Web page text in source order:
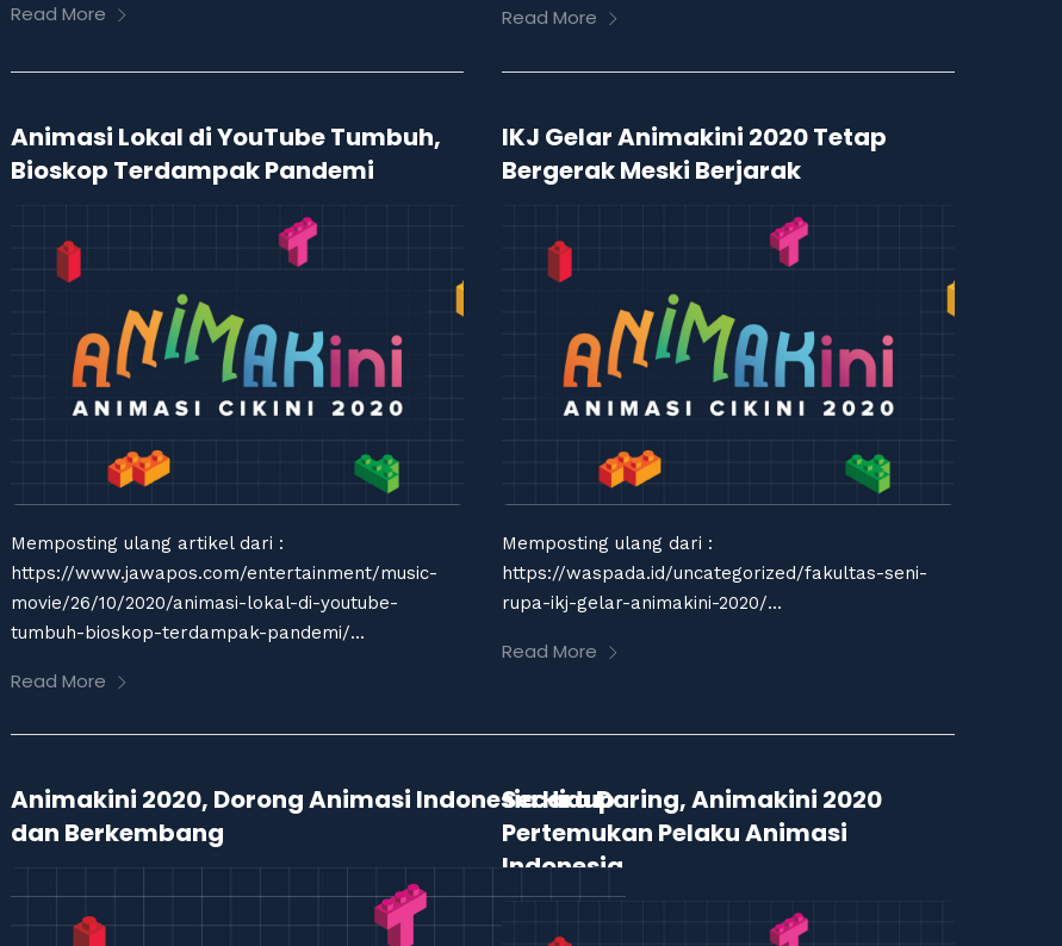
Read More Read More
Animasi Lokal di YouTube Tumbuh,
Bioskop Terdampak Pandemi
Memposting ulang artikel dari :
https://www.jawapos.com/entertainment/music-
movie/26/10/2020/animasi-lokal-di-youtube-
tumbuh-bioskop-terdampak-pandemi/...
Read More
IKJ Gelar Animakini 2020 Tetap
Bergerak Meski Berjarak
Memposting ulang dari :
https://waspada.id/uncategorized/fakultas-seni-
rupa-ikj-gelar-animakini-2020/...
Read More
Animakini 2020, Dorong Animasi Indonesia Hidup
dan Berkembang
Secara Daring, Animakini 2020
Pertemukan Pelaku Animasi
Indonesia